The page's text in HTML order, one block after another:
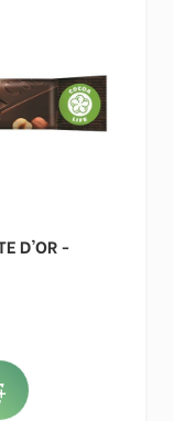
D'OR -